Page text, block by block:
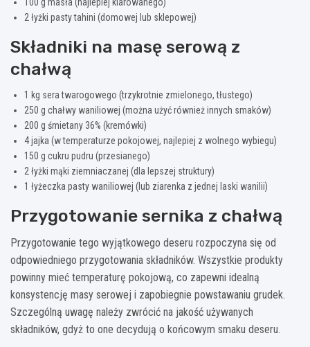
2 łyżki pasty tahini (domowej lub sklepowej)
Składniki na masę serową z
chałwą
1 kg sera twarogowego (trzykrotnie zmielonego, tłustego)
250 g chałwy waniliowej (można użyć również innych smaków)
200 g śmietany 36% (kremówki)
4 jajka (w temperaturze pokojowej, najlepiej z wolnego wybiegu)
150 g cukru pudru (przesianego)
2 łyżki mąki ziemniaczanej (dla lepszej struktury)
1 łyżeczka pasty waniliowej (lub ziarenka z jednej laski wanilii)
Przygotowanie sernika z chałwą
Przygotowanie tego wyjątkowego deseru rozpoczyna się od
odpowiedniego przygotowania składników. Wszystkie produkty
powinny mieć temperaturę pokojową, co zapewni idealną
konsystencję masy serowej i zapobiegnie powstawaniu grudek.
Szczególną uwagę należy zwrócić na jakość używanych
składników, gdyż to one decydują o końcowym smaku deseru.